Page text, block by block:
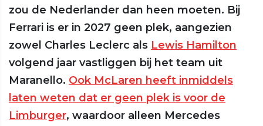
zou de Nederlander dan heen moeten. Bij
Ferrari is er in 2027 geen plek, aangezien
zowel Charles Leclerc als Lewis Hamilton
volgend jaar vastliggen bij het team uit
Maranello. Ook McLaren heeft inmiddels
laten weten dat er geen plek is voor de
Limburger, waardoor alleen Mercedes